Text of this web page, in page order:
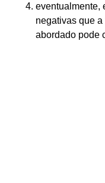
eventualmente,
negativas que
abordado pode